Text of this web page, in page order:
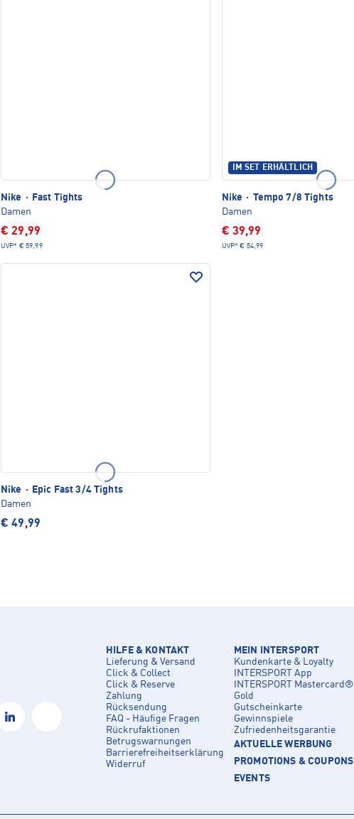
Nike ·
Fast Tights
Damen
€ 29,99
UVP* € 59,99
IM SET ERHÄLTLICH
Nike · Tempo 7/8 Tights
Damen
€ 39,99
UVP* € 54,99
Nike ·
Epic Fast 3/4 Tights
Damen
€ 49,99
HILFE & KONTAKT
Lieferung & Versand
Click & Collect
Click & Reserve
Zahlung
Rücksendung
FAQ - Häufige Fragen
Rückrufaktionen
Betrugswarnungen
Barrierefreiheitserklärung
Widerruf
MEIN INTERSPORT
Kundenkarte & Loyalty
INTERSPORT App
INTERSPORT Mastercard®
Gold
Gutscheinkarte
Gewinnspiele
Zufriedenheitsgarantie
AKTUELLE WERBUNG
PROMOTIONS & COUPONS
EVENTS